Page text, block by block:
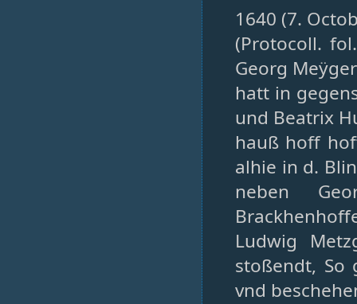
1640 (7.
(Protocoll.
Georg
hatt in
und Beatrix
hauß hoff
alhie in d.
neben
Ludwig
stoßendt, So
vnd